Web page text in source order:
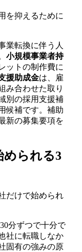
を抑えるために
業転換に伴う人
小規模事業者持
ットの制作費に
援助成金は、雇
み合わせた取り
別の採用支援補
候補です。補助
新の募集要項を
められる3
だけで始められ
30分ずつで十分で
社に転職しなか
固有の強みの原